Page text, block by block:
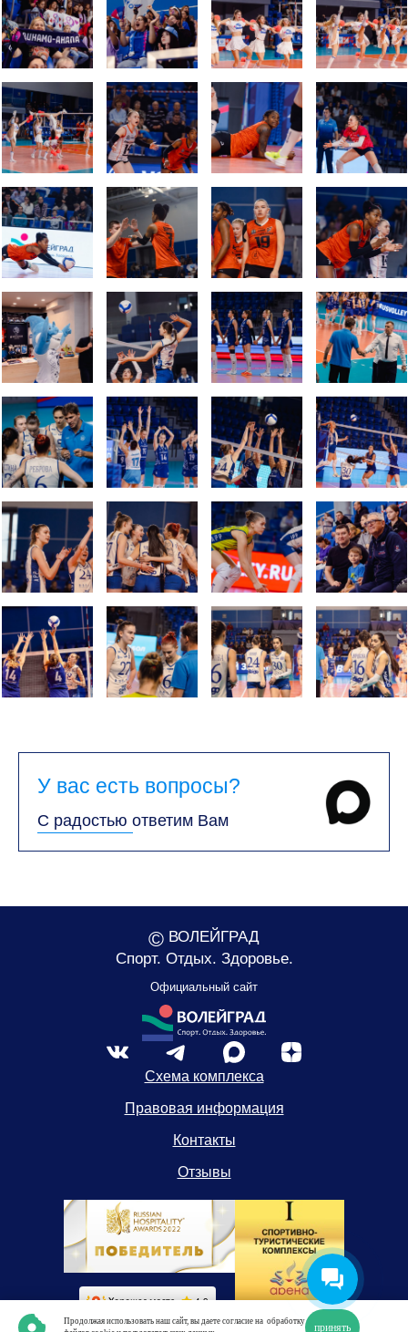
У вас есть вопросы?
С радостью ответим Вам
© ВОЛЕЙГРАД
Спорт. Отдых. Здоровье.
Официальный сайт
Схема комплекса
Правовая информация
Контакты
Отзывы
Продолжая использовать наш сайт, вы даете согласие на обработку
принять